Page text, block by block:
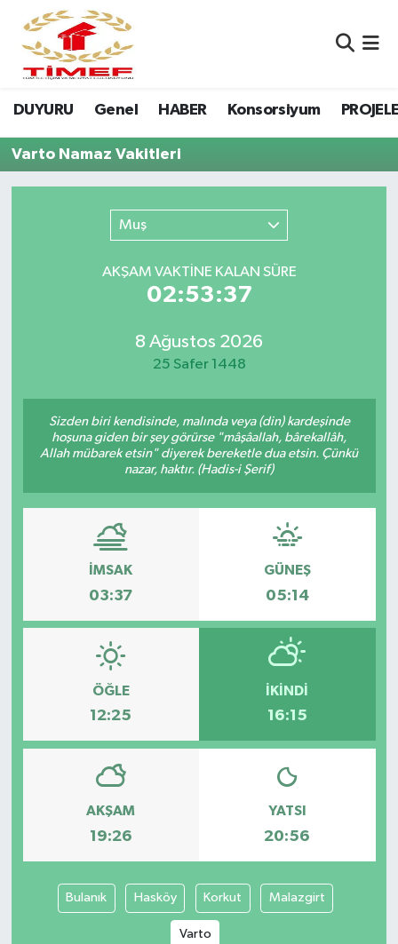
DUYURU Genel HABER Konsorsiyum
Varto Namaz Vakitleri
Muş
AKŞAM VAKTİNE KALAN SÜRE
02:53:37
8 Ağustos 2026
25 Safer 1448
Sizden biri kendisinde, malında veya (din) kardeşinde
hoşuna giden bir şey görürse "mâşâallah, bârekallâh,
Allah mübarek etsin" diyerek bereketle dua etsin. Çünkü
nazar, haktır. (Hadis-i Şerif)
İMSAK
03:37
GÜNEŞ
05:14
ÖĞLE
12:25
İKINDI
16:15
AKŞAM
19:26
YATSI
20:56
Bulanık Hasköy Korkut Malazgirt
Varto
Anasayfa Kutu
Anasayfa Manşet
Canlı Yayın
Konsorsiyum
PROJELER
PROJELER İNGİLİZCE
Nöbetçi Eczaneler
Hava Durumu
Namaz Vakitleri
Tüm Manşetler
Son Dakika Haberleri